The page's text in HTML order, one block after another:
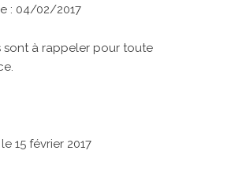
: 04/02/2017
sont à rappeler pour toute
15 février 2017